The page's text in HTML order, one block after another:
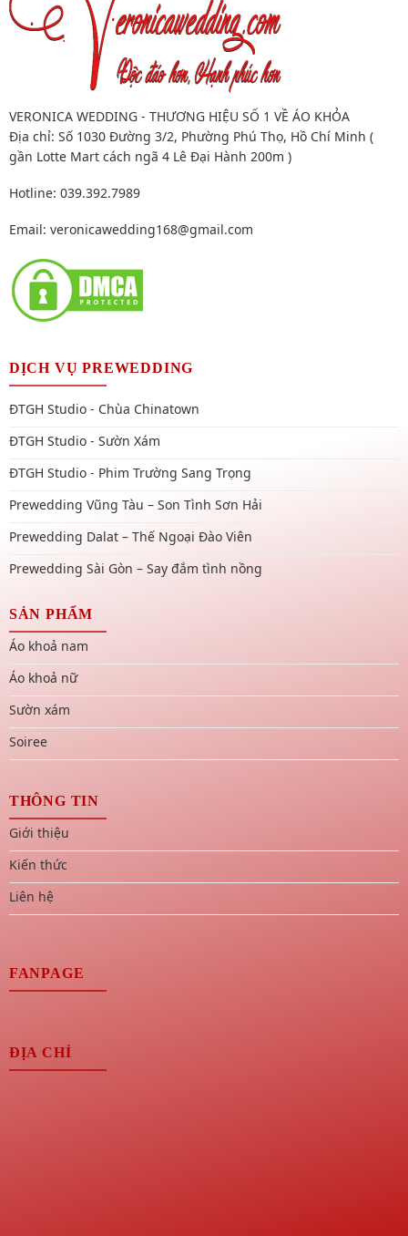
VERONICA WEDDING - THƯƠNG HIỆU SỐ 1 VỀ ÁO KHỎA
Địa chỉ: Số 1030 Đường 3/2, Phường Phú Thọ, Hồ Chí Minh (
gần Lotte Mart cách ngã 4 Lê Đại Hành 200m )
Hotline: 039.392.7989
Email: veronicawedding168@gmail.com
DỊCH VỤ PREWEDDING
ĐTGH Studio - Chùa Chinatown
ĐTGH Studio - Sườn Xám
ĐTGH Studio - Phim Trường Sang Trọng
Prewedding Vũng Tàu – Son Tình Sơn Hải
Prewedding Dalat – Thế Ngoại Đào Viên
Prewedding Sài Gòn – Say đắm tình nồng
SẢN PHẨM
Áo khoả nam
Áo khoả nữ
Sườn xám
Soiree
THÔNG TIN
Giới thiệu
Kiến thức
Liên hệ
FANPAGE
ĐỊA CHỈ